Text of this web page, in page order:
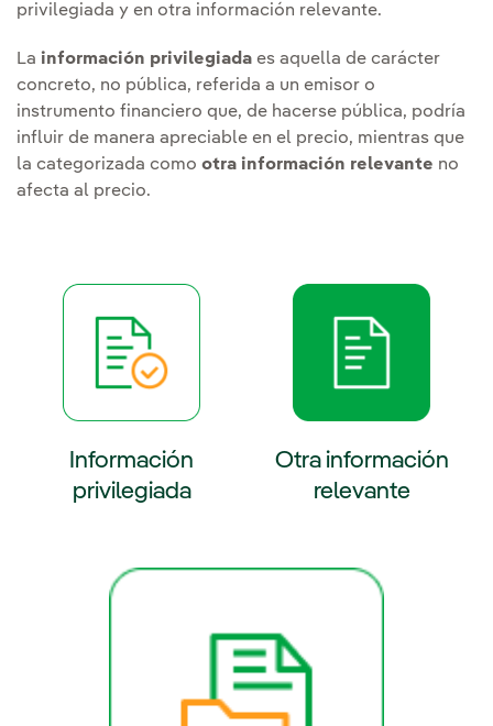
privilegiada y en otra información relevante.
La información privilegiada es aquella de carácter
concreto, no pública, referida a un emisor o
instrumento financiero que, de hacerse pública, podría
influir de manera apreciable en el precio, mientras que
la categorizada como otra información relevante no
afecta al precio.
Información
privilegiada
se abre en ventana nueva.
Otra información
relevante
Enlace externo, se abre en